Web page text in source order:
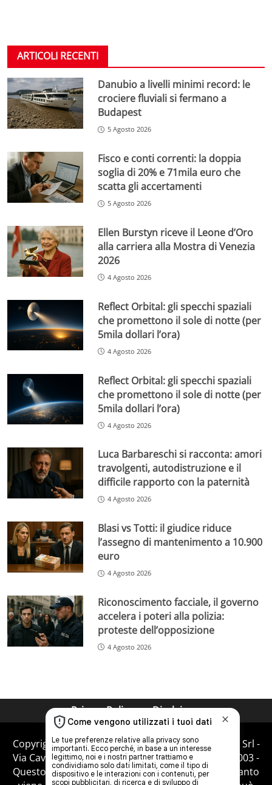
ARTICOLI RECENTI
Danubio a livelli minimi record: le
crociere fluviali si fermano a
Budapest
5 Agosto 2026
Fisco e conti correnti: la doppia
soglia di 20% e 71mila euro che
scatta gli accertamenti
5 Agosto 2026
Ellen Burstyn riceve il Leone d’Oro
alla carriera alla Mostra di Venezia
2026
4 Agosto 2026
Reflect Orbital: gli specchi spaziali
che promettono il sole di notte (per
5mila dollari l’ora)
4 Agosto 2026
Reflect Orbital: gli specchi spaziali
che promettono il sole di notte (per
5mila dollari l’ora)
4 Agosto 2026
Luca Barbareschi si racconta: amori
travolgenti, autodistruzione e il
difficile rapporto con la paternità
4 Agosto 2026
Blasi vs Totti: il giudice riduce
l’assegno di mantenimento a 10.900
euro
4 Agosto 2026
Riconoscimento facciale, il governo
accelera i poteri alla polizia:
proteste dell’opposizione
4 Agosto 2026
Privacy Policy Disclaimer
Copyright © 2025 VelvetMag.it proprietà di Metup Srl -
Via Cavour 310 - 00184 Roma RM - P.Iva 12221781003 -
Questo blog non è una testata giornalistica, in quanto